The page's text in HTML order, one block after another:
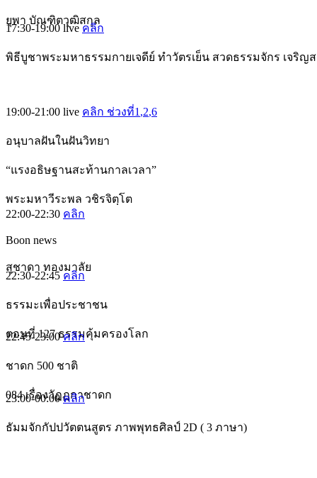
ยุพา บัณฑิตวุฒิสกุล
17:30-19:00live คลิก
พิธีบูชาพระมหาธรรมกายเจดีย์ ทำวัตรเย็น สวดธรรมจักร เจริญ
19:00-21:00 live คลิก ช่วงที่1,2,6
อนุบาลฝันในฝันวิทยา
“แรงอธิษฐานสะท้านกาลเวลา”
พระมหาวีระพล วชิรจิตฺโต
22:00-22:30 คลิก
Boon news
สุชาดา ทองมาลัย
22:30-22:45 คลิก
ธรรมะเพื่อประชาชน
ตอนที่ 127 ธรรมคุ้มครองโลก
22:45-23:00คลิก
ชาดก 500 ชาติ
084 เรื่องวัฏฏกาชาดก
23:00-00:00คลิก
ธัมมจักกัปปวัตตนสูตร ภาพพุทธศิลป์ 2D ( 3 ภาษา)